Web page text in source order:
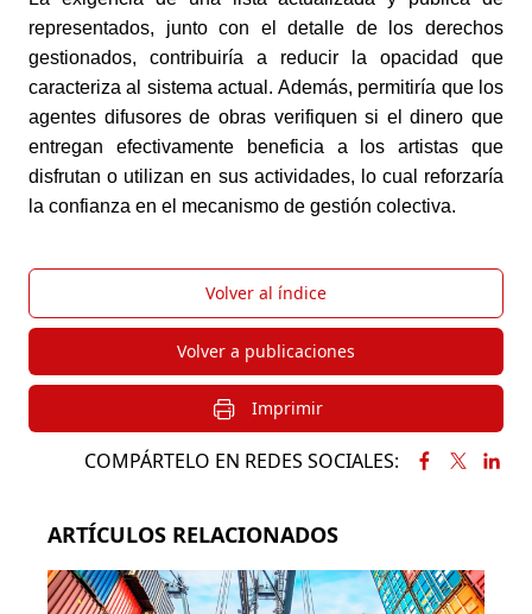
representados, junto con el detalle de los derechos
gestionados, contribuiría a reducir la opacidad que
caracteriza al sistema actual. Además, permitiría que los
agentes difusores de obras verifiquen si el dinero que
entregan efectivamente beneficia a los artistas que
disfrutan o utilizan en sus actividades, lo cual reforzaría
la confianza en el mecanismo de gestión colectiva.
Volver al índice
Volver a publicaciones
Imprimir
COMPÁRTELO EN REDES SOCIALES:
ARTÍCULOS RELACIONADOS